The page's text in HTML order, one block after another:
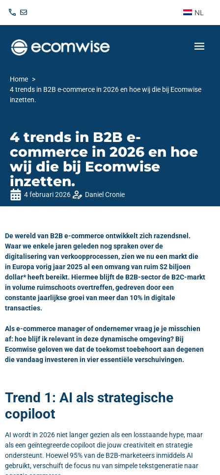
Home
4 trends in B2B e-commerce in 2026 en hoe wij die bij Ecomwise
inzetten.
4 trends in B2B e-
commerce in 2026 en hoe
wij die bij Ecomwise
inzetten.
4 februari 2026 Daniel Cronie
De wereld van B2B e-commerce ontwikkelt zich razendsnel.
Waar we enkele jaren geleden nog spraken over de
digitalisering van verkoopprocessen, zien we nu een markt die
in Europa vorig jaar 2025 al een omvang van ruim $2 biljoen
dollar* heeft bereikt. Hiermee blijft de B2B-sector de B2C-markt
in volume ruimschoots overtreffen, gedreven door een
constante jaarlijkse groei van meer dan 10% in digitale
transacties.
Als e-commerce manager of ondernemer vraag je je misschien
af: hoe blijf ik relevant in deze dynamische omgeving? Bij
Ecomwise geloven we dat de toekomst toebehoort aan degenen
die vandaag investeren in vier essentiële verschuivingen.
Trend 1: AI als strategische
copiloot
AI wordt in 2026 niet langer gezien als een losstaande hype, maar
als een geïntegreerde copiloot die jouw creativiteit en strategie
ondersteunt. Hoewel 95% van de B2B-marketeers inmiddels AI
gebruikt, verschuift de focus nu van simpele tekstgeneratie naar
NL